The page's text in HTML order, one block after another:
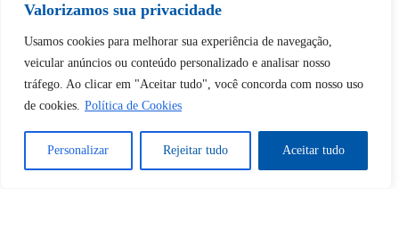
Valorizamos sua privacidade
Usamos cookies para melhorar sua experiência de navegação,
veicular anúncios ou conteúdo personalizado e analisar nosso
tráfego. Ao clicar em "Aceitar tudo", você concorda com nosso uso
de cookies. Política de Cookies
Personalizar Rejeitar tudo Aceitar tudo
Tem certeza de que deseja
desbloquear esta publicação?
Sim Não